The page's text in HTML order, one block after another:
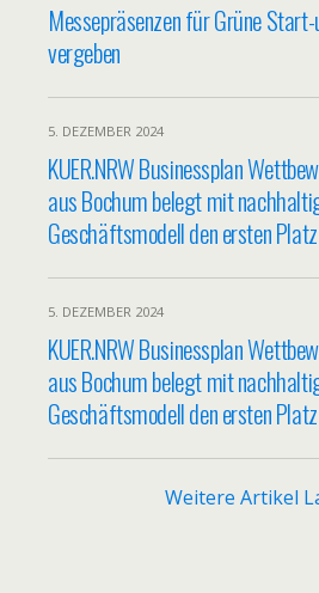
Messepräsenzen für Grüne
vergeben
5. DEZEMBER 2024
KUER.NRW Businessplan
aus Bochum belegt mit
Geschäftsmodell den ersten Platz
5. DEZEMBER 2024
KUER.NRW Businessplan
aus Bochum belegt mit
Geschäftsmodell den ersten Platz
Weitere Artikel